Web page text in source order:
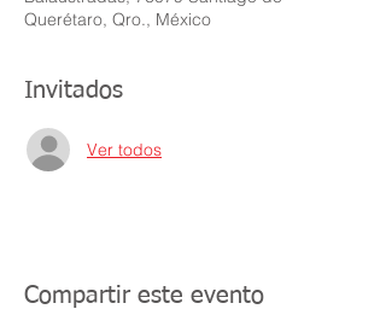
Querétaro, Qro., México
Invitados
Ver todos
Compartir este evento